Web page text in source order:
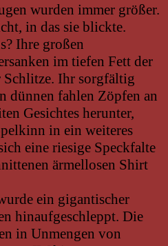
wurden immer größer.
in das sie blickte.
Ihre großen
im tiefen Fett der
Schlitze. Ihr sorgfältig
dünnen fahlen Zöpfen an
Gesichtes herunter,
in ein weiteres
eine riesige Speckfalte
ärmellosen Shirt
ein gigantischer
hinaufgeschleppt. Die
in Unmengen von